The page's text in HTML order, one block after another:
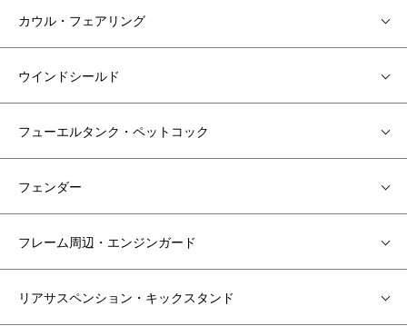
カウル・フェアリング
ウインドシールド
フューエルタンク・ペットコック
フェンダー
フレーム周辺・エンジンガード
リアサスペンション・キックスタンド